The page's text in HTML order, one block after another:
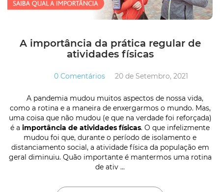
A importância da prática regular de
atividades físicas
0 Comentários 20 de Setembro, 2021
A pandemia mudou muitos aspectos de nossa vida,
como a rotina e a maneira de enxergarmos o mundo. Mas,
uma coisa que não mudou (e que na verdade foi reforçada)
é a importância de atividades físicas. O que infelizmente
mudou foi que, durante o período de isolamento e
distanciamento social, a atividade física da população em
geral diminuiu. Quão importante é mantermos uma rotina
de ativ ...